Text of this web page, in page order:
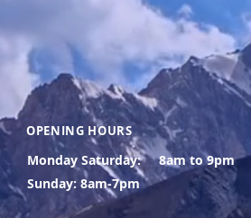
OPENING HOURS
Monday Saturday:
8am to 9pm
Sunday: 8am-7pm